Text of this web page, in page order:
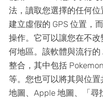
法，讀取您選擇的任何
建立虛假的 GPS 位置，
操作。它可以讓您在不
何地區。該軟體與流行
整合，其中包括
等。您也可以將其與位
地圖、Apple 地圖、「尋